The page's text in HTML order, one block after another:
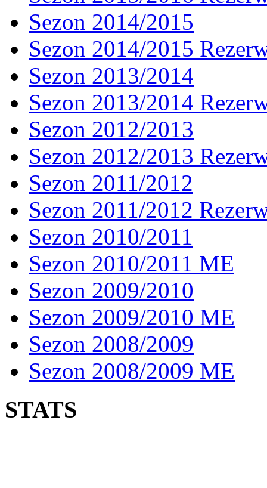
Sezon 2014/2015
Sezon 2014/2015
Sezon 2013/2014
Sezon 2013/2014
Sezon 2012/2013
Sezon 2012/2013
Sezon 2011/2012
Sezon 2011/2012
Sezon 2010/2011
Sezon 2010/2011 ME
Sezon 2009/2010
Sezon 2009/2010 ME
Sezon 2008/2009
Sezon 2008/2009 ME
STATS